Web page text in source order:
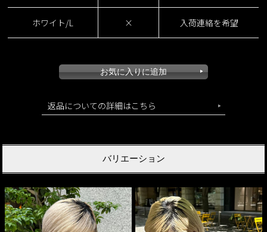
ホワイト/L × 入荷連絡を希望
返品についての詳細はこちら
バリエーション